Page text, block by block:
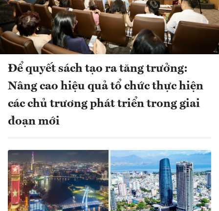
Để quyết sách tạo ra tăng trưởng:
Nâng cao hiệu quả tổ chức thực hiện
các chủ trương phát triển trong giai
đoạn mới